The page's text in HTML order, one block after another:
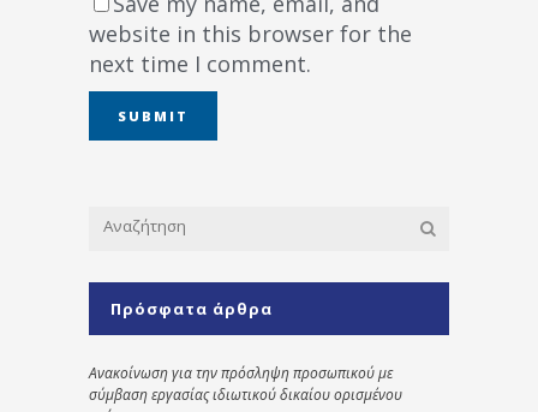
website in this browser for the
next time I comment.
Πρόσφατα άρθρα
Ανακοίνωση για την πρόσληψη προσωπικού με
σύμβαση εργασίας ιδιωτικού δικαίου ορισμένου